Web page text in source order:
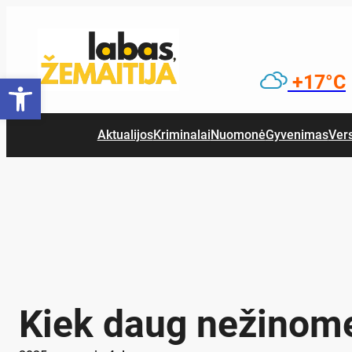
Open toolbar +17°C
AktualijosKriminalai NuomonėGyvenimas
Kiek daug